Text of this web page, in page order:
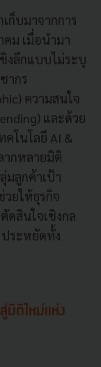
ก็บมาจากการ
ม เมื่อนำมา
งลึกแบบไม่ระบุ
ากร
ความสนใจ
และด้วย
คโนโลยี AI &
ากหลายมิติ
มลูกค้าเป้า
ยให้ธุรกิจ
สินใจเชิงกล
ประหยัดทั้ง
ติใหม่แห่ง